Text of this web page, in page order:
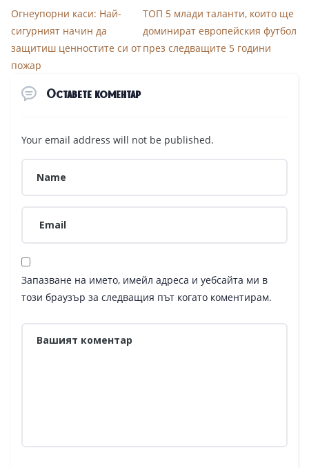
Огнеупорни каси: Най-
сигурният начин да
защитиш ценностите си от
пожар
ТОП 5 млади таланти, които ще
доминират европейския футбол
през следващите 5 години
Оставете коментар
Your email address will not be published.
Запазване на името, имейл адреса и уебсайта ми в
този браузър за следващия път когато коментирам.